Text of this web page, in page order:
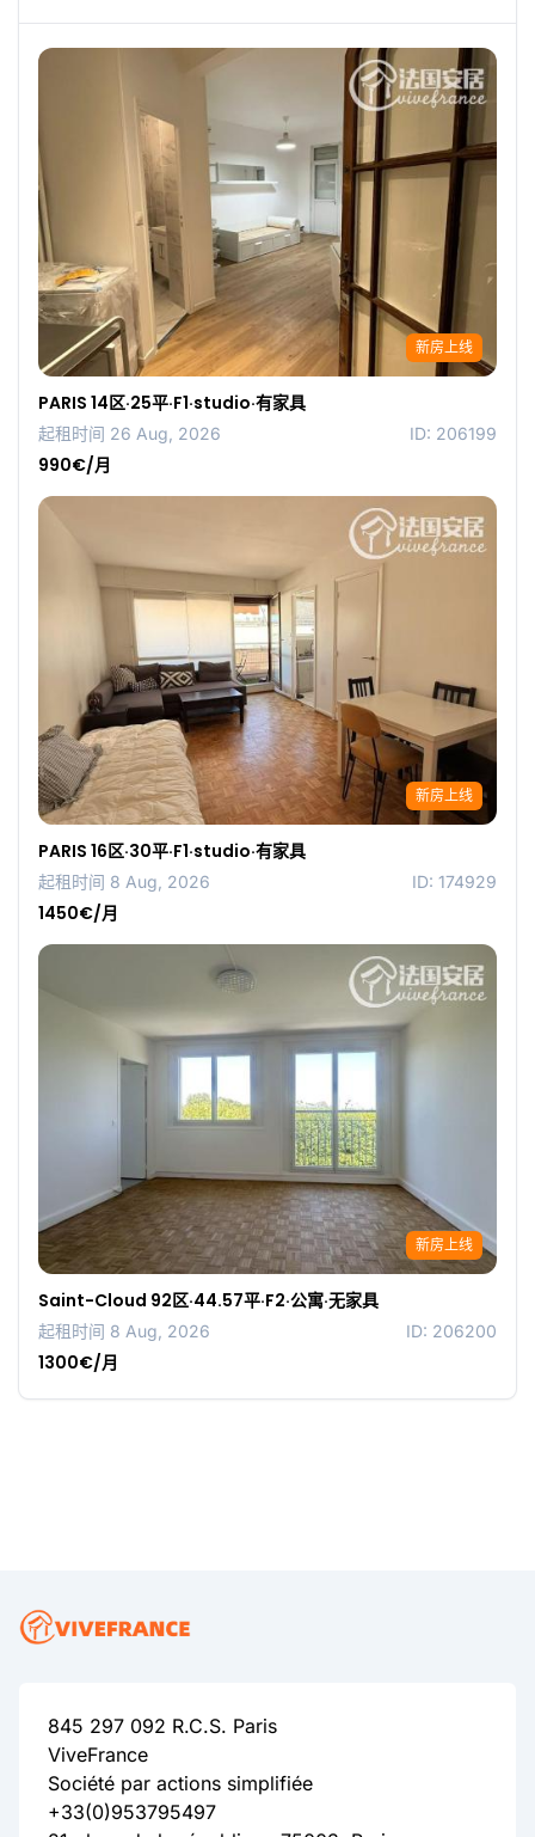
新房上线
PARIS 14区·25平·F1·studio·有家具
起租时间 26 Aug, 2026 ID: 206199
990€/月
新房上线
PARIS 16区·30平·F1·studio·有家具
起租时间 8 Aug, 2026 ID: 174929
1450€/月
新房上线
Saint-Cloud 92区·44.57平·F2·公寓·无家具
起租时间 8 Aug, 2026 ID: 206200
1300€/月
845 297 092 R.C.S. Paris
ViveFrance
Société par actions simplifiée
+33(0)953795497